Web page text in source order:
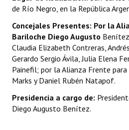
Declaraciones
Resoluciones
Resoluciones de Presidencia
INSTITUCIONAL
Antiguos Pobladores
Noticias Destacadas
de Río Negro, en la República
Concejales Presentes: Por la
Bariloche Diego Augusto
Claudia Elizabeth Contreras,
Gerardo Sergio Ávila, Julia Elena
Painefil; por la Alianza Frente
Marks y Daniel Rubén Natapof.
Presidencia a cargo de:
Diego Augusto Benítez.